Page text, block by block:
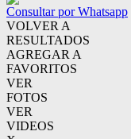
Consultar por Whatsapp
VOLVER A
RESULTADOS
AGREGAR A
FAVORITOS
VER
FOTOS
VER
VIDEOS